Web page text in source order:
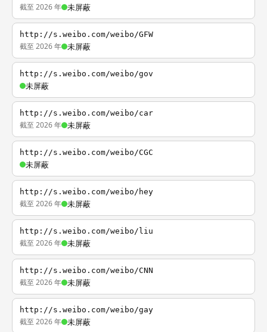
截至 2026 年 未屏蔽
http://s.weibo.com/weibo/GFW
截至 2026 年 未屏蔽
http://s.weibo.com/weibo/gov
未屏蔽
http://s.weibo.com/weibo/car
截至 2026 年 未屏蔽
http://s.weibo.com/weibo/CGC
未屏蔽
http://s.weibo.com/weibo/hey
截至 2026 年 未屏蔽
http://s.weibo.com/weibo/liu
截至 2026 年 未屏蔽
http://s.weibo.com/weibo/CNN
截至 2026 年 未屏蔽
http://s.weibo.com/weibo/gay
截至 2026 年 未屏蔽